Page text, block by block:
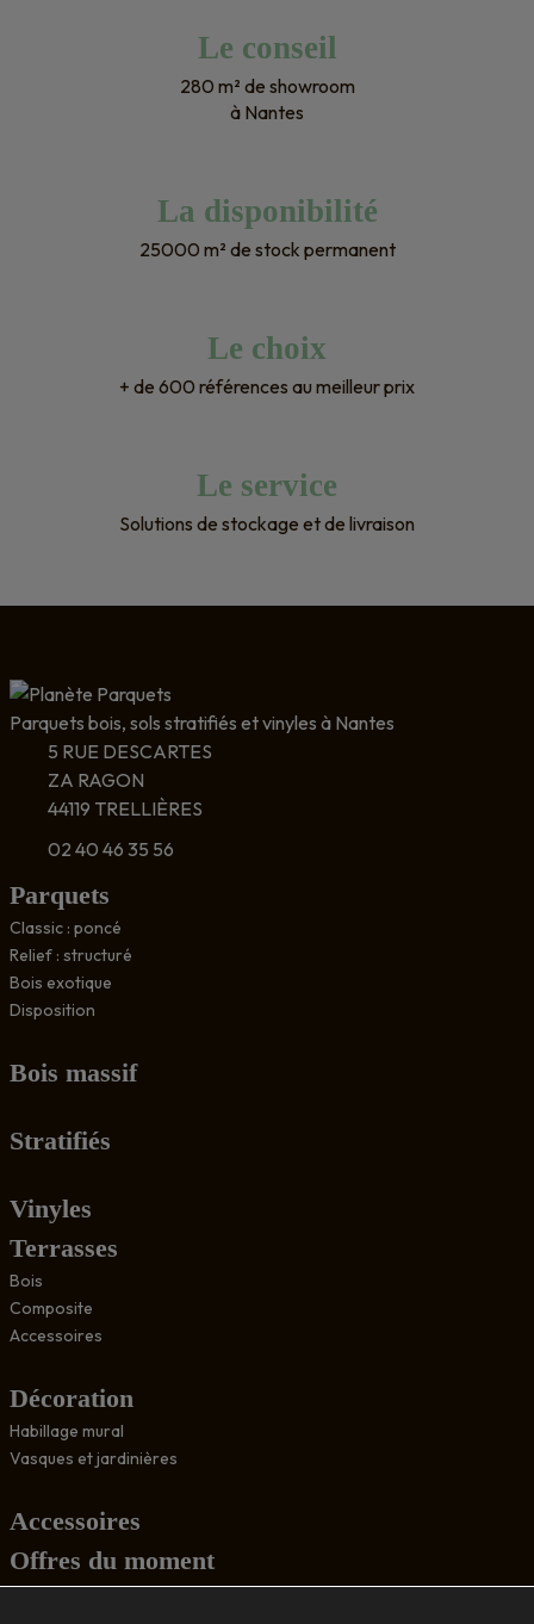
Le conseil
280 m² de showroom
à Nantes
La disponibilité
25000 m² de stock permanent
Le choix
+ de 600 références au meilleur prix
Le service
Solutions de stockage et de livraison
Parquets bois, sols stratifiés et vinyles à Nantes
5 RUE DESCARTES
ZA RAGON
44119 TRELLIÈRES
02 40 46 35 56
Parquets
Classic : poncé
Relief : structuré
Bois exotique
Disposition
Bois massif
Stratifiés
Vinyles
Terrasses
Bois
Composite
Accessoires
Décoration
Habillage mural
Vasques et jardinières
Accessoires
Offres du moment